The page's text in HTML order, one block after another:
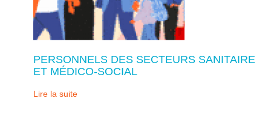
PERSONNELS DES SECTEURS SANITAIRE
ET MÉDICO-SOCIAL
Lire la suite